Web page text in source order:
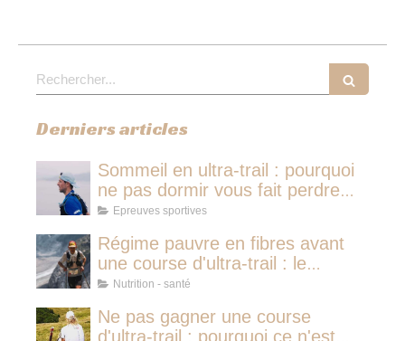
Rechercher
Derniers articles
Sommeil en ultra-trail : pourquoi
ne pas dormir vous fait perdre
plus de temps qu'une micro-
Epreuves sportives
Régime pauvre en fibres avant
une course d'ultra-trail : le
protocole nutritionnel des
Nutrition - santé
Ne pas gagner une course
d'ultra-trail : pourquoi ce n'est